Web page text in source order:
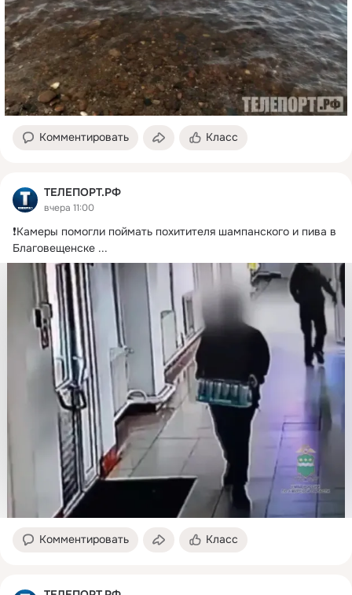
Комментировать Класс
ТЕЛЕПОРТ.РФ
вчера 11:00
❗️Камеры помогли поймать похитителя шампанского и пива в
Благовещенске ...
Комментировать Класс